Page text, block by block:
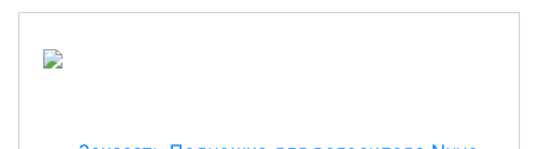
Подножка для велосипеда Nuvo NH-KC12AAJ